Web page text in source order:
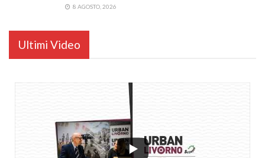
8 AGOSTO, 2026
Ultimi Video